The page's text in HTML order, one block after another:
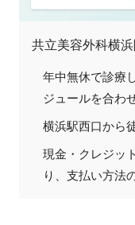
共立美容外科横
年中無休で診療
ジュールを合わ
横浜駅西口から
現金・クレジッ
り、支払い方法